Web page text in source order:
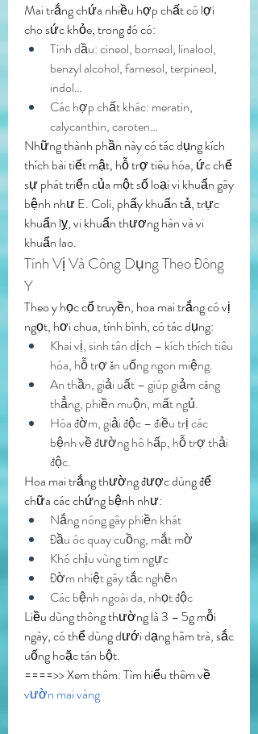
Mai trắng chứa nhiều hợp chất có lợi
cho sức khỏe, trong đó có:
Tinh dầu: cineol, borneol, linalool,
benzyl alcohol, farnesol, terpineol,
indol…
Các hợp chất khác: meratin,
calycanthin, caroten…
Những thành phần này có tác dụng kích
thích bài tiết mật, hỗ trợ tiêu hóa, ức chế
sự phát triển của một số loại vi khuẩn gây
bệnh như E. Coli, phẩy khuẩn tả, trực
khuẩn lỵ, vi khuẩn thương hàn và vi
khuẩn lao.
Tính Vị Và Công Dụng Theo Đông
Y
Theo y học cổ truyền, hoa mai trắng có vị
ngọt, hơi chua, tính bình, có tác dụng:
Khai vị, sinh tân dịch – kích thích tiêu
hóa, hỗ trợ ăn uống ngon miệng.
An thần, giải uất – giúp giảm căng
thẳng, phiền muộn, mất ngủ.
Hóa đờm, giải độc – điều trị các
bệnh về đường hô hấp, hỗ trợ thải
độc.
Hoa mai trắng thường được dùng để
chữa các chứng bệnh như:
Nắng nóng gây phiền khát
Đầu óc quay cuồng, mắt mờ
Khó chịu vùng tim ngực
Đờm nhiệt gây tắc nghẽn
Các bệnh ngoài da, nhọt độc
Liều dùng thông thường là 3 – 5g mỗi
ngày, có thể dùng dưới dạng hãm trà, sắc
uống hoặc tán bột.
vườn mai vàng